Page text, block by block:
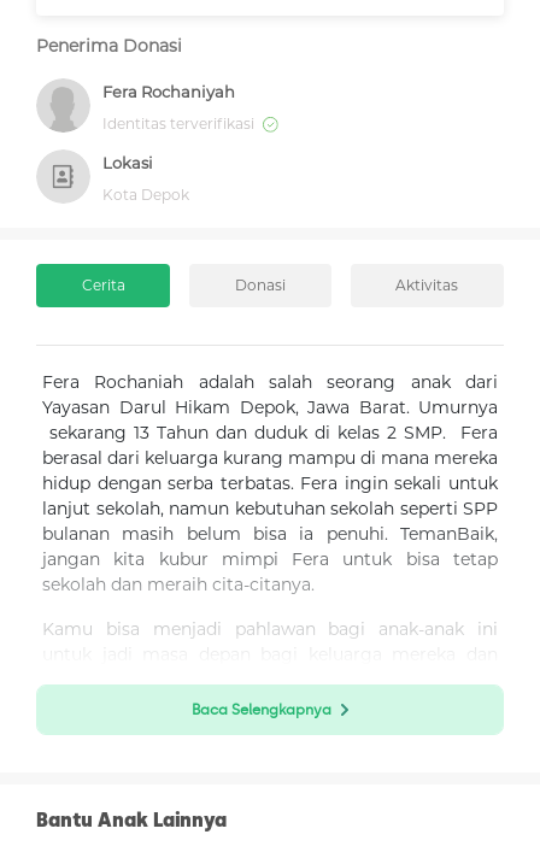
Penerima Donasi
Fera Rochaniyah
Identitas terverifikasi
Lokasi
Kota Depok
Cerita Donasi Aktivitas
Fera Rochaniah adalah salah seorang anak dari
Yayasan Darul Hikam Depok, Jawa Barat. Umurnya
sekarang 13 Tahun dan duduk di kelas 2 SMP. Fera
berasal dari keluarga kurang mampu di mana mereka
hidup dengan serba terbatas. Fera ingin sekali untuk
lanjut sekolah, namun kebutuhan sekolah seperti SPP
bulanan masih belum bisa ia penuhi. TemanBaik,
jangan kita kubur mimpi Fera untuk bisa tetap
sekolah dan meraih cita-citanya.
Kamu bisa menjadi pahlawan bagi anak-anak ini
Indonesia lewat program #Semuabisabelajar dengan
Baca Selengkapnya
Bantu Anak Lainnya